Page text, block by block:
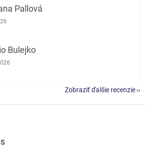
Pallová
obchodu je 5 z 5 hviezdičiek.
Bulejko
obchodu je 5 z 5 hviezdičiek.
Zobraziť ďalšie recenzie